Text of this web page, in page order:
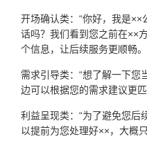
开场确认类：“你好，我是
话吗？我们看到您之前在××
个信息，让后续服务更顺畅。
需求引导类：“想了解一下
边可以根据您的需求建议更
利益呈现类：“为了避免您后
以提前为您处理好××，大概